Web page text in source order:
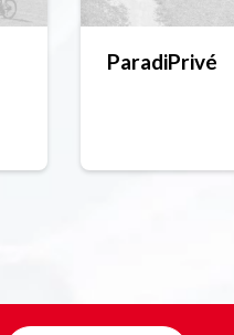
ParadiPrivé